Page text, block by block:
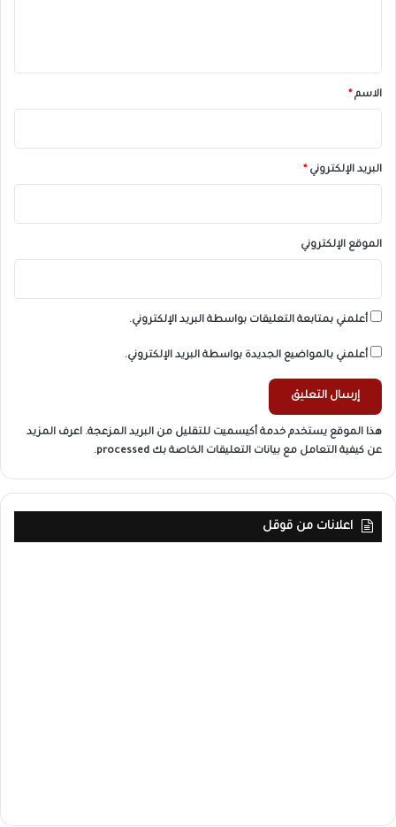
*الاسم *
البريد الإلكتروني *
الموقع الإلكتروني
أعلمني بمتابعة التعليقات بواسطة البريد الإلكتروني.
أعلمني بالمواضيع الجديدة بواسطة البريد الإلكتروني.
هذا الموقع يستخدم خدمة أكيسميت للتقليل من البريد المزعجة. اعرف المزيد
عن كيفية التعامل مع بيانات التعليقات الخاصة بك processed
.
اعلانات من قوقل